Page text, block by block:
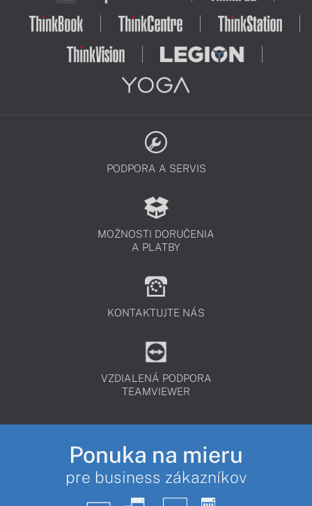
PODPORA A SERVIS
MOŽNOSTI DORUČENIA
A PLATBY
KONTAKTUJTE NÁS
VZDIALENÁ PODPORA
TEAMVIEWER
Ponuka na mieru
pre business zákazníkov